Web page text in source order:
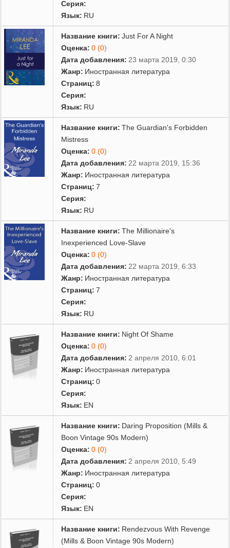
Серия:
Язык: RU
Название книги: Just For A Night
Оценка: 0 (0)
Дата добавления: 23 марта 2019, 0:30
Жанр: Иностранная литература
Страниц: 8
Серия:
Язык: RU
Название книги: The Guardian's Forbidden
Mistress
Оценка: 0 (0)
Дата добавления: 22 марта 2019, 15:36
Жанр: Иностранная литература
Страниц: 7
Серия:
Язык: RU
Название книги: The Millionaire's
Inexperienced Love-Slave
Оценка: 0 (0)
Дата добавления: 22 марта 2019, 6:33
Жанр: Иностранная литература
Страниц: 7
Серия:
Язык: RU
Название книги: Night Of Shame
Оценка: 0 (0)
Дата добавления: 2 апреля 2010, 6:01
Жанр: Иностранная литература
Страниц: 0
Серия:
Язык: EN
Название книги: Daring Proposition (Mills &
Boon Vintage 90s Modern)
Оценка: 0 (0)
Дата добавления: 2 апреля 2010, 5:49
Жанр: Иностранная литература
Страниц: 0
Серия:
Язык: EN
Название книги: Rendezvous With Revenge
(Mills & Boon Vintage 90s Modern)